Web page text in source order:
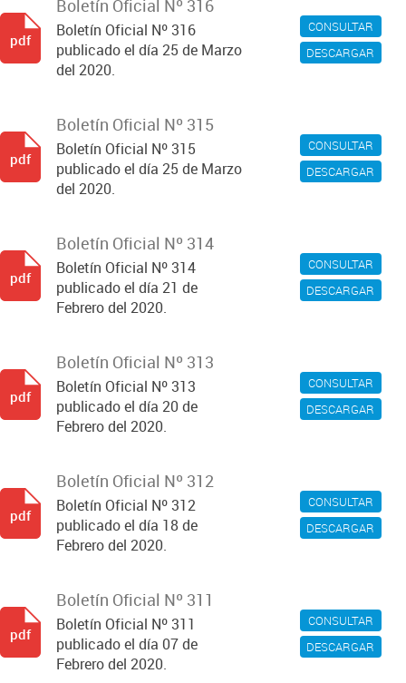
CONSULTAR
DESCARGAR
Boletín Oficial Nº 316
Boletín Oficial Nº 316
publicado el día 25 de Marzo
del 2020.
pdf
CONSULTAR
DESCARGAR
Boletín Oficial Nº 315
Boletín Oficial Nº 315
publicado el día 25 de Marzo
del 2020.
pdf
CONSULTAR
DESCARGAR
Boletín Oficial Nº 314
Boletín Oficial Nº 314
publicado el día 21 de
Febrero del 2020.
pdf
CONSULTAR
DESCARGAR
Boletín Oficial Nº 313
Boletín Oficial Nº 313
publicado el día 20 de
Febrero del 2020.
pdf
CONSULTAR
DESCARGAR
Boletín Oficial Nº 312
Boletín Oficial Nº 312
publicado el día 18 de
Febrero del 2020.
pdf
CONSULTAR
DESCARGAR
Boletín Oficial Nº 311
Boletín Oficial Nº 311
publicado el día 07 de
Febrero del 2020.
pdf